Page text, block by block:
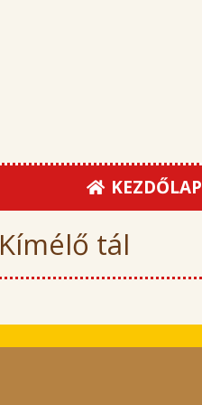
KEZDŐLAP
Kímélő tál